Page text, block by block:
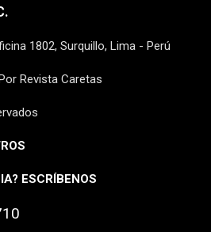
1802, Surquillo, Lima - Perú
Revista Caretas
ESCRÍBENOS